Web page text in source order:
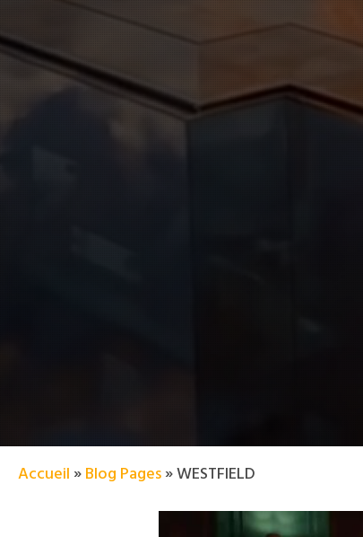
Accueil »Blog Pages»WESTFIELD